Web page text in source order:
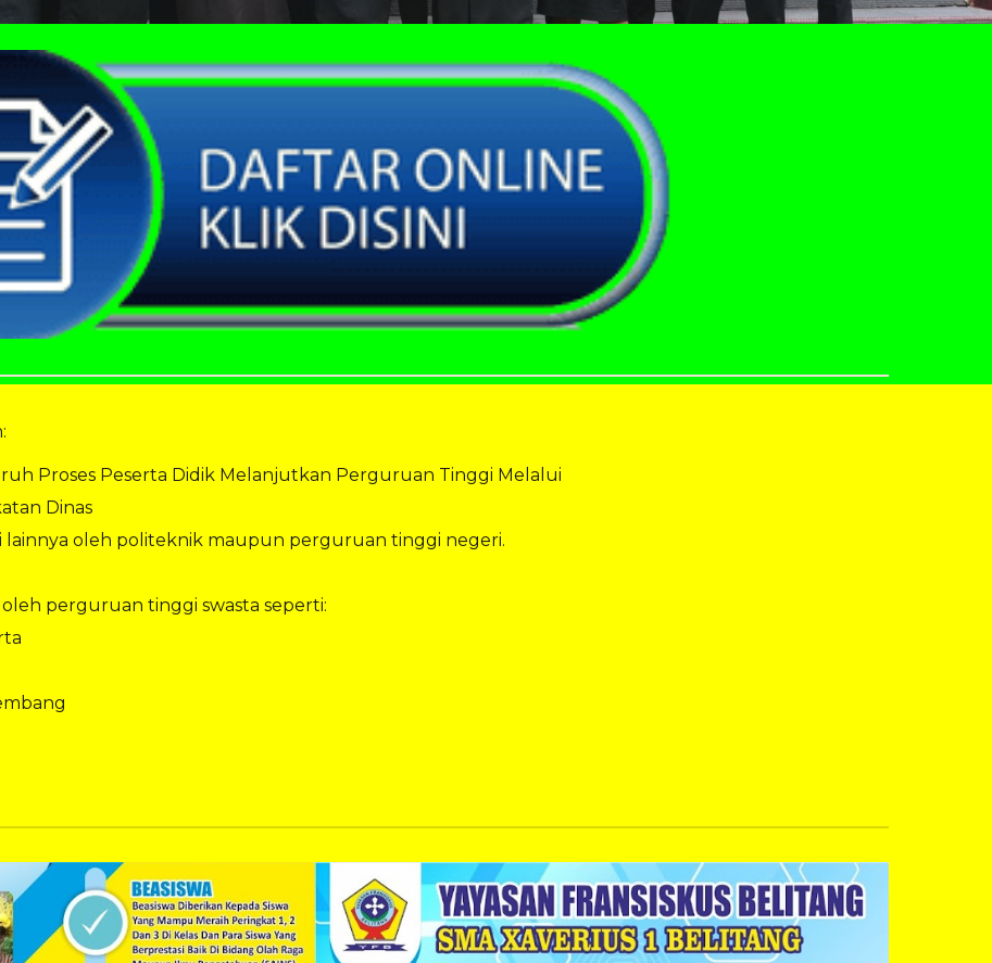
Proses Peserta Didik Melanjutkan Perguruan Tinggi Melalui
Dinas
lainnya oleh politeknik maupun perguruan tinggi negeri.
perguruan tinggi swasta seperti: